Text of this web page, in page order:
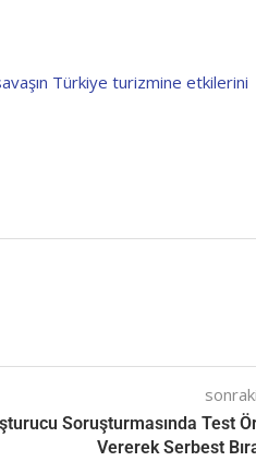
Türkiye turizmine etkilerini
Soruşturmasında Test
Vererek Serbest